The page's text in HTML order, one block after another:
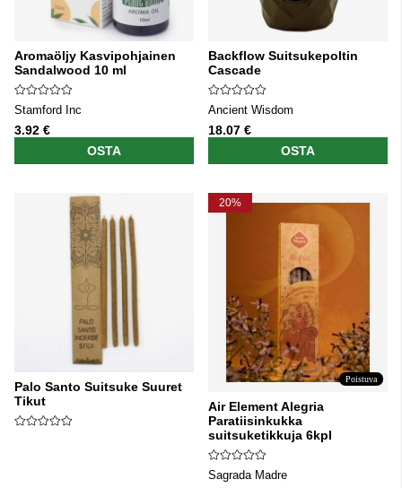
Aromaöljy Kasvipohjainen
Sandalwood 10 ml
Stamford Inc
3.92 €
OSTA
Backflow Suitsukepoltin
Cascade
Ancient Wisdom
18.07 €
OSTA
Palo Santo Suitsuke Suuret
Tikut
20%
Poistuva
Air Element Alegria
Paratiisinkukka
suitsuketikkuja 6kpl
Sagrada Madre